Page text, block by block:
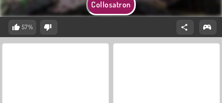
Collosatron
57%